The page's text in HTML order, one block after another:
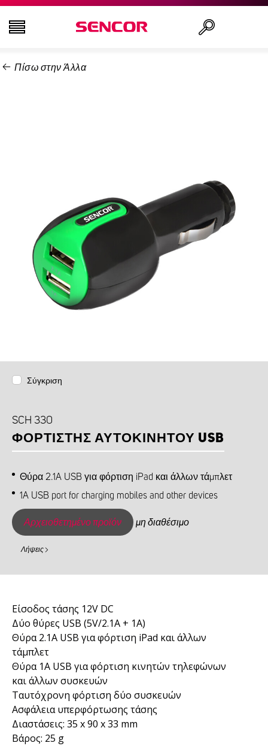
ΤΗΛΕΟΡΆΣΕΙΣ
ΥΓΕΊΑ ΚΑΙ ΟΜΟΡΦΙΆ
ΕΊΔΗ ΓΡΑΦΕΊΟΥ ΚΑΙ ΚΑΛΏΔΙΑ
Πίσω στην Άλλα
Σύγκριση
SCH 330
ΦΟΡΤΙΣΤΉΣ ΑΥΤΟΚΙΝΉΤΟΥ USB
Θύρα 2.1A USB για φόρτιση iPad και άλλων τάμπλετ
1A USB port for charging mobiles and other devices
Αρχειοθετημένο προϊόν μη διαθέσιμο
Λήψεις
Είσοδος τάσης 12V DC
Δύο θύρες USB (5V/2.1A + 1A)
Θύρα 2.1A USB για φόρτιση iPad και άλλων
τάμπλετ
Θύρα 1A USB για φόρτιση κινητών τηλεφώνων
και άλλων συσκευών
Ταυτόχρονη φόρτιση δύο συσκευών
Ασφάλεια υπερφόρτωσης τάσης
Διαστάσεις: 35 x 90 x 33 mm
Βάρος: 25 g